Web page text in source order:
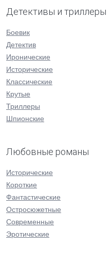
Детективы и триллеры
Боевик
Детектив
Иронические
Исторические
Классические
Крутые
Триллеры
Шпионские
Любовные романы
Исторические
Короткие
Фантастические
Остросюжетные
Современные
Эротические